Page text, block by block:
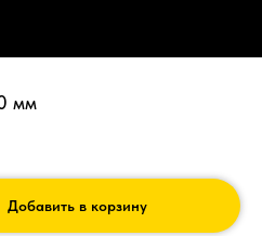
мм
Добавить в корзину